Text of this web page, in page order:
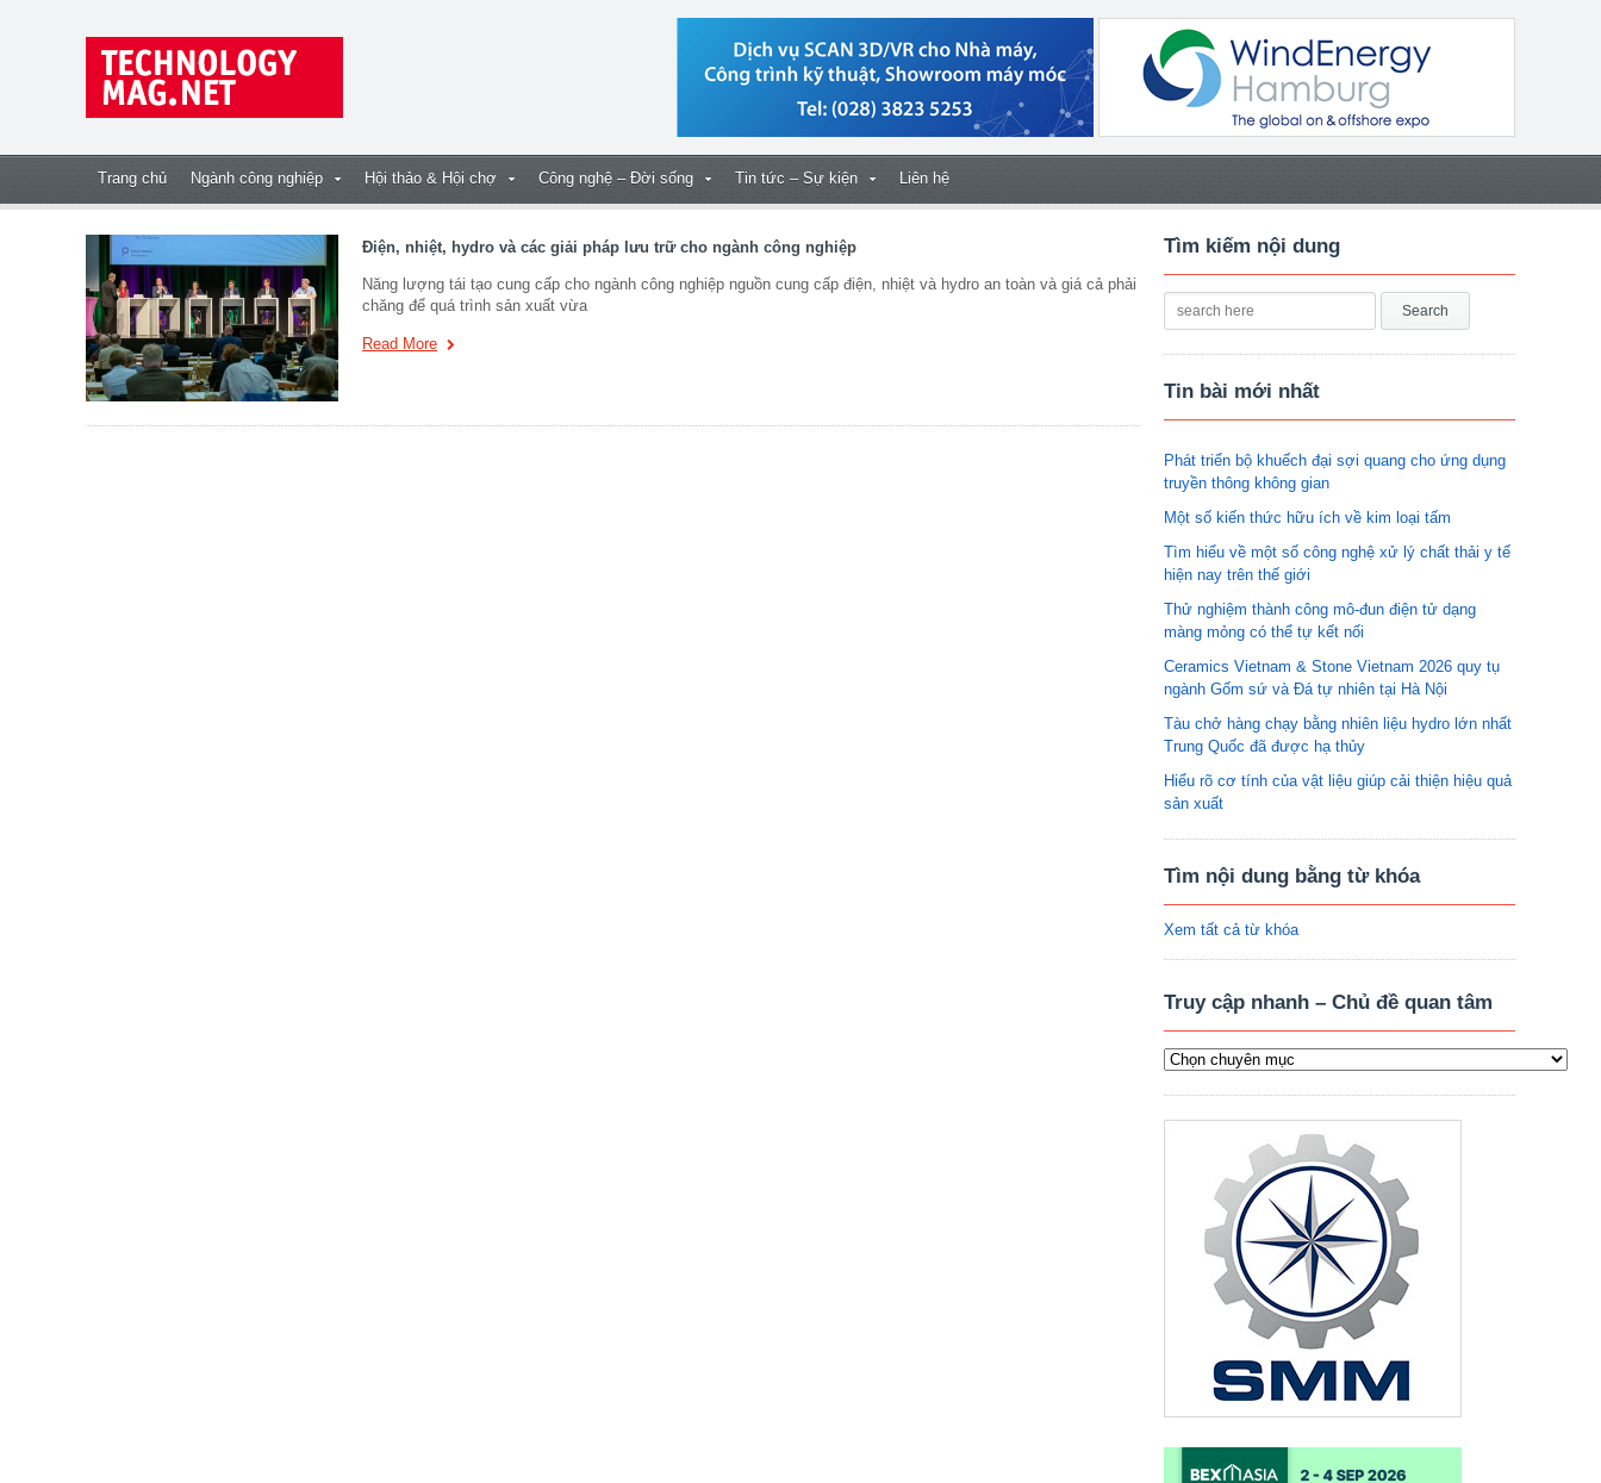
Trang chủ Ngành công nghiệp Hội thảo & Hội chợ Công nghệ – Đời sống Tin tức – Sự kiện Liên hệ
Điện, nhiệt, hydro và các giải pháp lưu trữ cho ngành công nghiệp
Năng lượng tái tạo cung cấp cho ngành công nghiệp nguồn cung cấp điện, nhiệt và hydro an toàn và giá cả phải
chăng để quá trình sản xuất vừa
Read More
Tìm kiếm nội dung
Tin bài mới nhất
Phát triển bộ khuếch đại sợi quang cho ứng dụng
truyền thông không gian
Một số kiến thức hữu ích về kim loại tấm
Tìm hiểu về một số công nghệ xử lý chất thải y tế
hiện nay trên thế giới
Thử nghiệm thành công mô-đun điện tử dạng
màng mỏng có thể tự kết nối
Ceramics Vietnam & Stone Vietnam 2026 quy tụ
ngành Gốm sứ và Đá tự nhiên tại Hà Nội
Tàu chở hàng chạy bằng nhiên liệu hydro lớn nhất
Trung Quốc đã được hạ thủy
Hiểu rõ cơ tính của vật liệu giúp cải thiện hiệu quả
sản xuất
Tìm nội dung bằng từ khóa
Xem tất cả từ khóa
Truy cập nhanh – Chủ đề quan tâm